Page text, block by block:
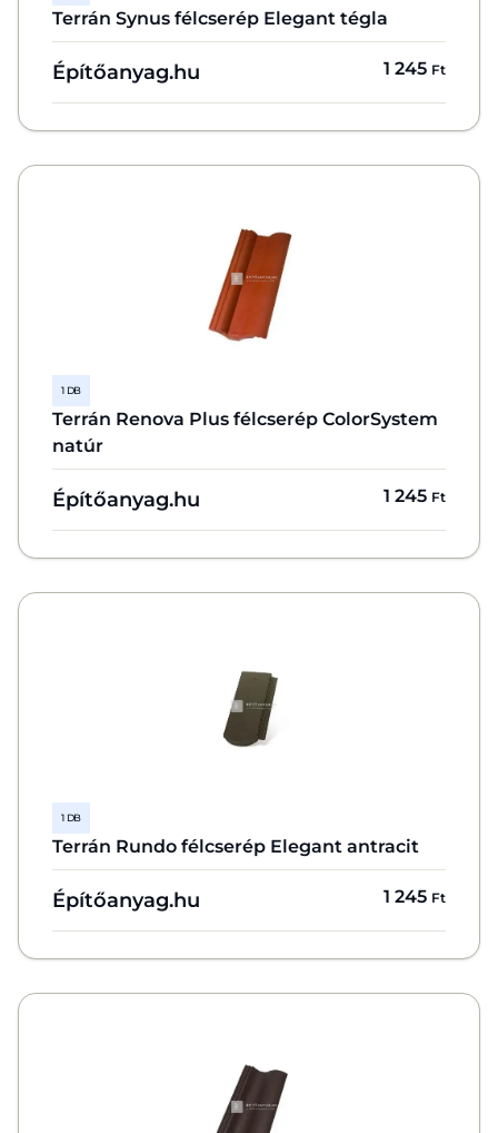
Terrán Synus félcserép Elegant tégla
Építőanyag.hu 1 245 Ft
1 DB
Terrán Renova Plus félcserép ColorSystem
natúr
Építőanyag.hu 1 245 Ft
1 DB
Terrán Rundo félcserép Elegant antracit
Építőanyag.hu 1 245 Ft